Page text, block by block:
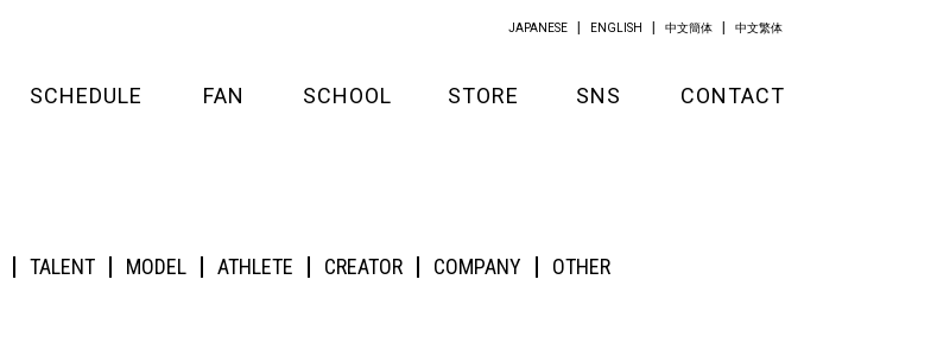
SCHEDULE FAN
MEDIA
SCHOOL STORE
KITCHEN
SNS CONTACT
JAPANESE ENGLISH 中文簡体 中文繁体
TALENT MODEL ATHLETE CREATOR COMPANY OTHER